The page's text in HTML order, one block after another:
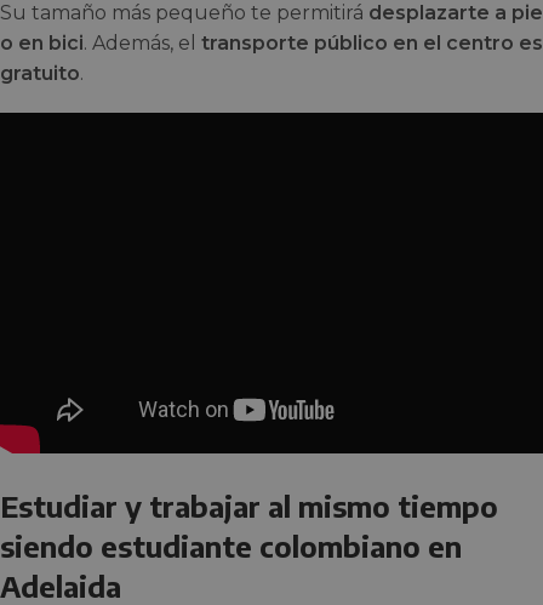
Su tamaño más pequeño te permitirá desplazarte a pie
o en bici. Además, el transporte público en el centro es
gratuito.
Estudiar y trabajar al mismo tiempo
siendo estudiante colombiano en
Adelaida